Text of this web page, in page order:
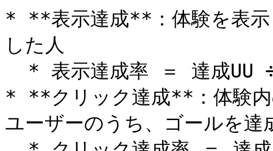
* **表示達成**：体験を表示
した人
* **クリック達成**：体験内
ユーザーのうち、ゴールを達